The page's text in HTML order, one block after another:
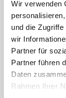
Wir verwenden
und die
wir
Partner für
Partner führen
Daten
Rahmen Ihrer
Bit-Box
Zum